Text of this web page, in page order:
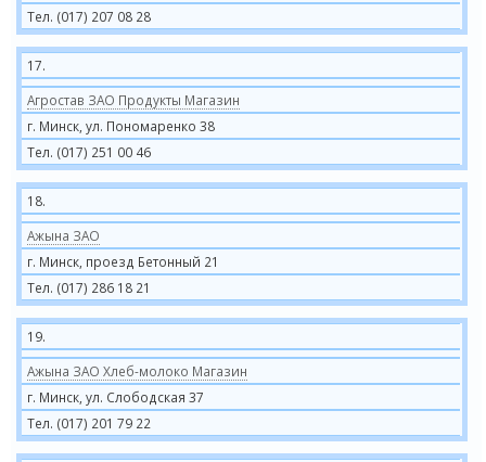
Тел. (017) 207 08 28
17.
Агростав ЗАО Продукты Магазин
г. Минск, ул. Пономаренко 38
Тел. (017) 251 00 46
18.
Ажына ЗАО
г. Минск, проезд Бетонный 21
Тел. (017) 286 18 21
19.
Ажына ЗАО Хлеб-молоко Магазин
г. Минск, ул. Слободская 37
Тел. (017) 201 79 22